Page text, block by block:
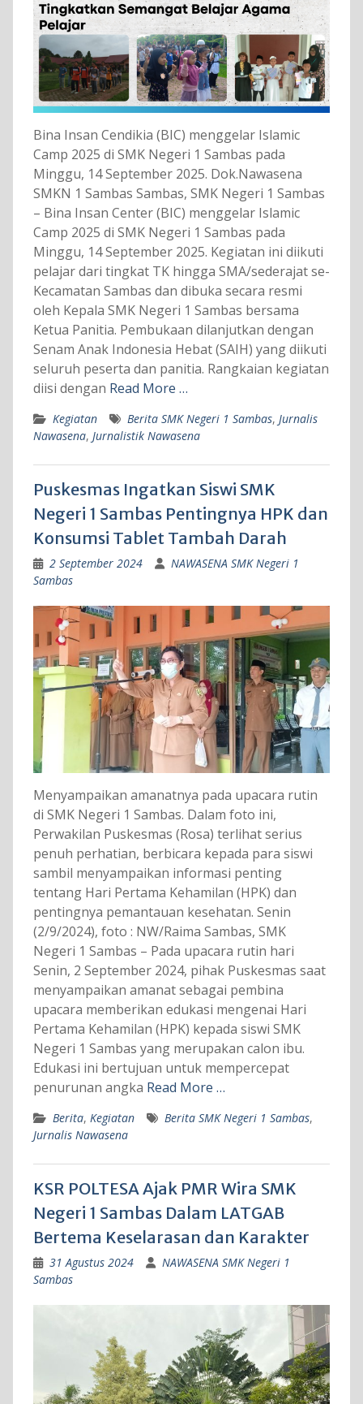
Bina Insan Cendikia (BIC) menggelar Islamic
Camp 2025 di SMK Negeri 1 Sambas pada
Minggu, 14 September 2025. Dok.Nawasena
SMKN 1 Sambas Sambas, SMK Negeri 1 Sambas
– Bina Insan Center (BIC) menggelar Islamic
Camp 2025 di SMK Negeri 1 Sambas pada
Minggu, 14 September 2025. Kegiatan ini diikuti
pelajar dari tingkat TK hingga SMA/sederajat se-
Kecamatan Sambas dan dibuka secara resmi
oleh Kepala SMK Negeri 1 Sambas bersama
Ketua Panitia. Pembukaan dilanjutkan dengan
Senam Anak Indonesia Hebat (SAIH) yang diikuti
seluruh peserta dan panitia. Rangkaian kegiatan
diisi dengan Read More …
Kegiatan Berita SMK Negeri 1 Sambas, Jurnalis
Nawasena, Jurnalistik Nawasena
Puskesmas Ingatkan Siswi SMK
Negeri 1 Sambas Pentingnya HPK dan
Konsumsi Tablet Tambah Darah
2 September 2024
NAWASENA SMK Negeri 1
Sambas
Menyampaikan amanatnya pada upacara rutin
di SMK Negeri 1 Sambas. Dalam foto ini,
Perwakilan Puskesmas (Rosa) terlihat serius
penuh perhatian, berbicara kepada para siswi
sambil menyampaikan informasi penting
tentang Hari Pertama Kehamilan (HPK) dan
pentingnya pemantauan kesehatan. Senin
(2/9/2024), foto : NW/Raima Sambas, SMK
Negeri 1 Sambas – Pada upacara rutin hari
Senin, 2 September 2024, pihak Puskesmas saat
menyampaikan amanat sebagai pembina
upacara memberikan edukasi mengenai Hari
Pertama Kehamilan (HPK) kepada siswi SMK
Negeri 1 Sambas yang merupakan calon ibu.
Edukasi ini bertujuan untuk mempercepat
penurunan angka Read More …
Berita, Kegiatan Berita SMK Negeri 1 Sambas,
Jurnalis Nawasena
KSR POLTESA Ajak PMR Wira SMK
Negeri 1 Sambas Dalam LATGAB
Bertema Keselarasan dan Karakter
31 Agustus 2024
NAWASENA SMK Negeri 1
Sambas